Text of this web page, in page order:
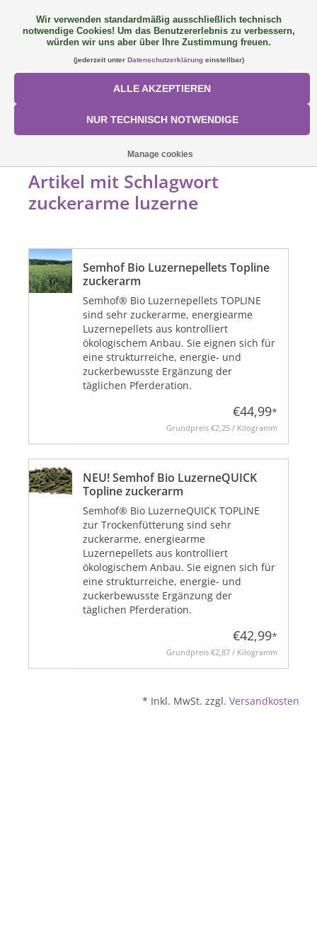
+49 (0) 9081 9025240 0 Artikel - €0,00
ALLE PRODUKTE
FÜTTERUNGSKONZEPT
AKTIONEN
BLOG
Biozertifiziert
STARTSEITE/SCHLAGWORTE
Artikel mit Schlagwort
zuckerarme luzerne
Semhof Bio Luzernepellets Topline
zuckerarm
Semhof® Bio Luzernepellets TOPLINE
sind sehr zuckerarme, energiearme
Luzernepellets aus kontrolliert
ökologischem Anbau. Sie eignen sich für
eine strukturreiche, energie- und
zuckerbewusste Ergänzung der
täglichen Pferderation.
€44,99*
Grundpreis €2,25 / Kilogramm
NEU! Semhof Bio LuzerneQUICK
Topline zuckerarm
Semhof® Bio LuzerneQUICK TOPLINE
zur Trockenfütterung sind sehr
zuckerarme, energiearme
Luzernepellets aus kontrolliert
ökologischem Anbau. Sie eignen sich für
eine strukturreiche, energie- und
zuckerbewusste Ergänzung der
täglichen Pferderation.
€42,99*
Grundpreis €2,87 / Kilogramm
* Inkl. MwSt. zzgl. Versandkosten
Wir verwenden standardmäßig ausschließlich technisch
notwendige Cookies! Um das Benutzererlebnis zu verbessern,
würden wir uns aber über Ihre Zustimmung freuen.
(jederzeit unter Datenschutzerklärungeinstellbar)
ALLE AKZEPTIEREN
NUR TECHNISCH NOTWENDIGE
Manage cookies